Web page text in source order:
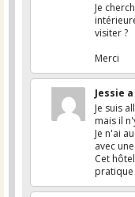
Je
visiter ?
Merci
Jessie
Je suis
mais il
Je n'ai
avec
Cet